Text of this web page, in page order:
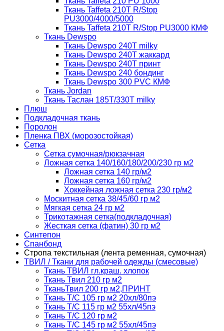
Ткань Taffeta 210Т R/Stop
PU3000/4000/5000
Ткань Taffeta 210Т R/Stop PU3000 КМФ
Ткань Dewspo
Ткань Dewspo 240Т milky
Ткань Dewspo 240T жаккард
Ткань Dewspo 240Т принт
Ткань Dewspo 240 бондинг
Ткань Dewspo 300 PVC КМФ
Ткань Jordan
Ткань Таслан 185T/330T milky
Плюш
Подкладочная ткань
Поролон
Пленка ПВХ (морозостойкая)
Сетка
Сетка сумочная/рюкзачная
Ложная сетка 140/160/180/200/230 гр м2
Ложная сетка 140 гр/м2
Ложная сетка 160 гр/м2
Хоккейная ложная сетка 230 гр/м2
Москитная сетка 38/45/60 гр м2
Мягкая сетка 24 гр м2
Трикотажная сетка(подкладочная)
Жесткая сетка (фатин) 30 гр м2
Синтепон
Спанбонд
Стропа текстильная (лента ременная, сумочная)
ТВИЛ / Ткани для рабочей одежды (смесовые)
Ткань ТВИЛ гл.краш. хлопок
Ткань Твил 210 гр м2
ТканьТвил 200 гр м2,ПРИНТ
Ткань Т/C 105 гр м2 20хл/80пэ
Ткань Т/C 115 гр м2 55хл/45пэ
Ткань Т/C 120 гр м2
Ткань Т/C 145 гр м2 55хл/45пэ